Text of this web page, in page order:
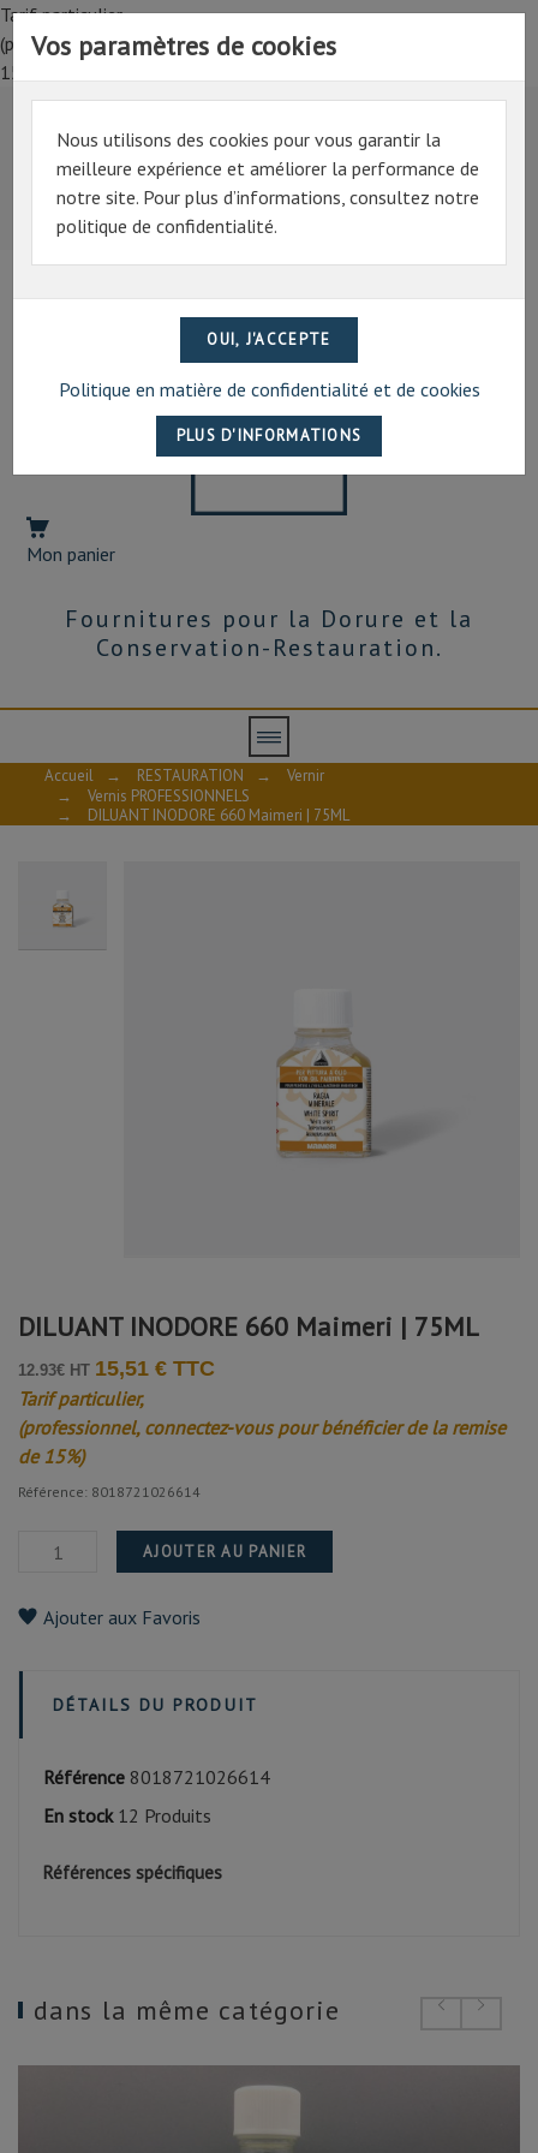
Tarif particulier,
(professionnel, connectez-vous pour bénéficier de la remise de
15%)
Tarif particulier,
(professionnel, connectez-vous pour bénéficier de la
remise de 15%)
07 69 94 13 47
Mon panier
Fournitures pour la Dorure et la
Conservation-Restauration.
Vos paramètres de cookies
Nous utilisons des cookies pour vous garantir la
meilleure expérience et améliorer la performance de
notre site. Pour plus d’informations, consultez notre
politique de confidentialité.
Politique en matière de confidentialité et de cookies
Accueil → RESTAURATION →
Vernir
→
Vernis PROFESSIONNELS
→
DILUANT INODORE 660 Maimeri | 75ML
DILUANT INODORE 660 Maimeri | 75ML
12.93€ HT 15,51 € TTC
Tarif particulier,
(professionnel, connectez-vous pour bénéficier de la remise
de 15%)
Référence: 8018721026614
AJOUTER AU PANIER
Ajouter aux Favoris
DÉTAILS DU PRODUIT
Référence 8018721026614
En stock 12 Produits
Références spécifiques
dans la même catégorie